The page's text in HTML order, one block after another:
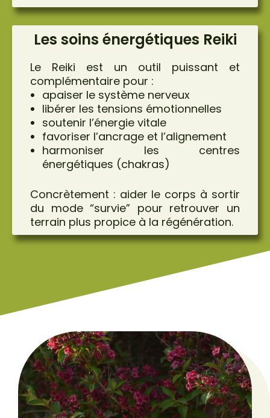
Les soins énergétiques Reiki
Le Reiki est un outil puissant et
complémentaire pour :
apaiser le système nerveux
libérer les tensions émotionnelles
soutenir l’énergie vitale
favoriser l’ancrage et l’alignement
harmoniser les centres
énergétiques (chakras)
Concrètement : aider le corps à sortir
du mode “survie” pour retrouver un
terrain plus propice à la régénération.